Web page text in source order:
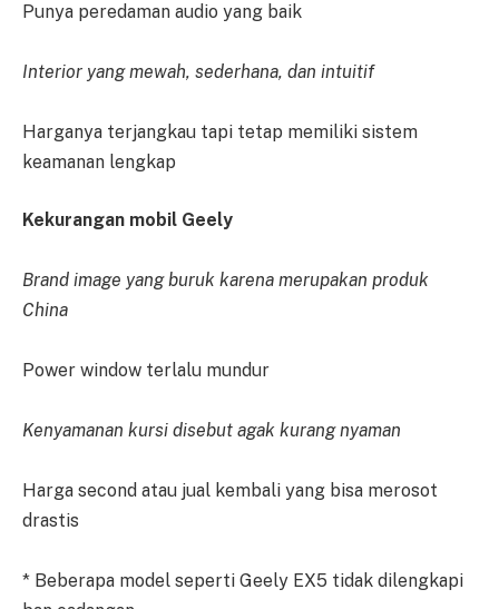
Punya peredaman audio yang baik
Interior yang mewah, sederhana, dan intuitif
Harganya terjangkau tapi tetap memiliki sistem
keamanan lengkap
Kekurangan mobil Geely
Brand image yang buruk karena merupakan produk
China
Power window terlalu mundur
Kenyamanan kursi disebut agak kurang nyaman
Harga second atau jual kembali yang bisa merosot
drastis
* Beberapa model seperti Geely EX5 tidak dilengkapi